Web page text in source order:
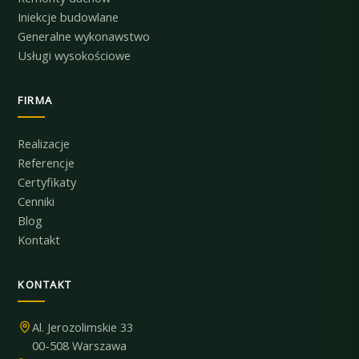
Iniekcje budowlane
Generalne wykonawstwo
Usługi wysokościowe
FIRMA
Realizacje
Referencje
Certyfikaty
Cenniki
Blog
Kontakt
KONTAKT
Al. Jerozolimskie 33
00-508 Warszawa